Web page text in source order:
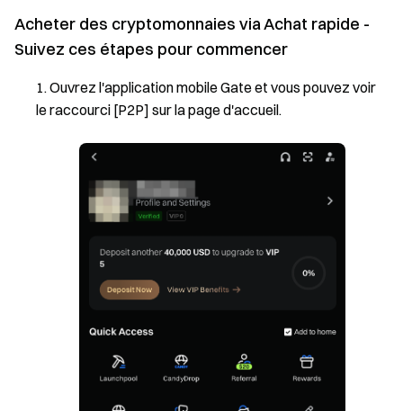
Acheter des cryptomonnaies via Achat rapide -
Suivez ces étapes pour commencer
Ouvrez l'application mobile Gate et vous pouvez voir
le raccourci [P2P] sur la page d'accueil.